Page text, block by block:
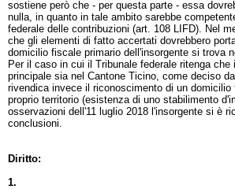
sostiene però che - per questa parte - essa
nulla, in quanto in tale ambito sarebbe
federale delle contribuzioni (art. 108 LIFD). Nel
che gli elementi di fatto accertati dovrebbero
domicilio fiscale primario dell'insorgente si trova
Per il caso in cui il Tribunale federale ritenga
principale sia nel Cantone Ticino, come deciso
rivendica invece il riconoscimento di un domicilio
proprio territorio (esistenza di uno stabilimento
osservazioni dell'11 luglio 2018 l'insorgente si è
conclusioni.
Diritto:
1.